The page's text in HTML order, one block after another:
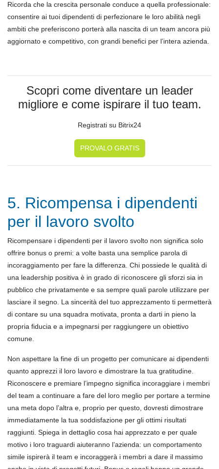
Ricorda che la crescita personale conduce a quella professionale:
consentire ai tuoi dipendenti di perfezionare le loro abilità negli
ambiti che preferiscono porterà alla nascita di un team ancora più
aggiornato e competitivo, con grandi benefici per l’intera azienda.
Scopri come diventare un leader
migliore e come ispirare il tuo team.
Registrati su Bitrix24
PROVALO GRATIS
5. Ricompensa i dipendenti
per il lavoro svolto
Ricompensare i dipendenti per il lavoro svolto non significa solo
offrire bonus o premi: a volte basta una semplice parola di
incoraggiamento per fare la differenza. Chi possiede le qualità di
una leadership positiva è in grado di riconoscere gli sforzi sia in
pubblico che privatamente e sa sempre quali parole utilizzare per
lasciare il segno. La sincerità del tuo apprezzamento ti permetterà
di contare su una squadra motivata, pronta a darti in pieno la
propria fiducia e a impegnarsi per raggiungere un obiettivo
comune.
Non aspettare la fine di un progetto per comunicare ai dipendenti
quanto apprezzi il loro lavoro e dimostrare la tua gratitudine.
Riconoscere e premiare l’impegno significa incoraggiare i membri
del team a continuare a fare del loro meglio per portare a termine
una meta dopo l’altra e, proprio per questo, dovresti dimostrare
immediatamente la tua soddisfazione per gli ottimi risultati
raggiunti. Spiega in dettaglio cosa hai apprezzato e per quale
motivo i loro traguardi aiuteranno l’azienda: un comportamento
simile ispirerà il team e incoraggerà i membri a dare il massimo